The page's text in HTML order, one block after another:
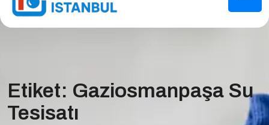
Etiket: Gaziosmanpaşa Su
Tesisatı